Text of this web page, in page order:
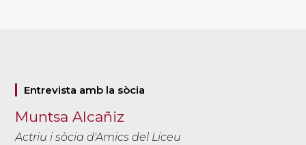
Entrevista amb la sòcia
Muntsa Alcañiz
Actriu i sòcia d'Amics del Liceu